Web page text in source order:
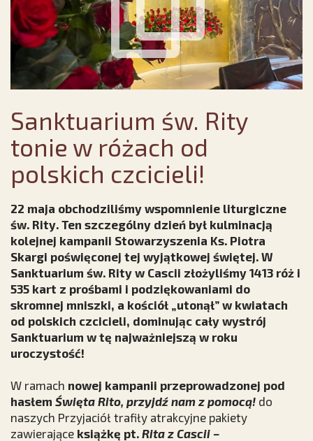
Sanktuarium św. Rity
tonie w różach od
polskich czcicieli!
22 maja obchodziliśmy wspomnienie liturgiczne
św. Rity. Ten szczególny dzień był kulminacją
kolejnej kampanii Stowarzyszenia Ks. Piotra
Skargi poświęconej tej wyjątkowej świętej. W
Sanktuarium św. Rity w Cascii złożyliśmy 1413 róż i
535 kart z prośbami i podziękowaniami do
skromnej mniszki, a kościół „utonął” w kwiatach
od polskich czcicieli, dominując cały wystrój
Sanktuarium w tę najważniejszą w roku
uroczystość!
W ramach nowej kampanii przeprowadzonej pod
hasłem Święta Rito, przyjdź nam z pomocą! do
naszych Przyjaciół trafiły atrakcyjne pakiety
zawierające książkę pt. Rita z Cascii –